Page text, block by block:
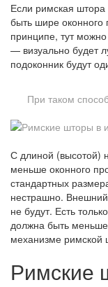
Если римская
быть шире
принципе, тут
— визуально будет
подоконник будут
При таком
С длиной (высотой)
меньше оконного
стандартных
нестрашно.
не будут. Есть
должна быть меньше
механизме римской
Римские